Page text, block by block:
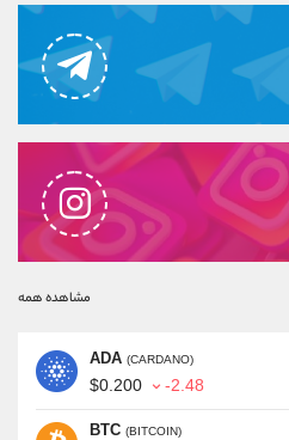
مشاهده همه
ADA (CARDANO)
$0.200 -2.48
BTC (BITCOIN)